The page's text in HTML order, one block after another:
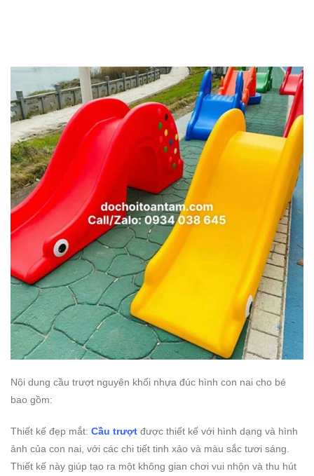
Nội dung cầu trượt nguyên khối nhựa đúc hình con nai cho bé
bao gồm:
Thiết kế đẹp mắt: Cầu trượt được thiết kế với hình dạng và hình
ảnh của con nai, với các chi tiết tinh xảo và màu sắc tươi sáng.
Thiết kế này giúp tạo ra một không gian chơi vui nhộn và thu hút